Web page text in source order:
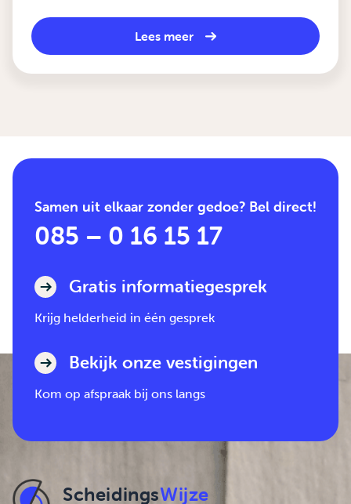
Lees meer
Samen uit elkaar zonder gedoe? Bel direct!
085 – 0 16 15 17
Gratis informatiegesprek
Krijg helderheid in één gesprek
Bekijk onze vestigingen
Kom op afspraak bij ons langs
ScheidingsWijze